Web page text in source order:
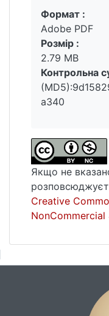
дослідження
діяльності
на факультеті
національного
Шевченка та
дизайн-
Вантажиться...
Формат :
Adobe PDF
Розмір :
2.79 MB
Контрольна
a340
Якщо не
Creative